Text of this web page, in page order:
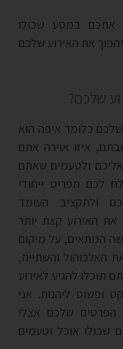
אתכם במסע שכולו
את האירוע שלכם
שלכם?
כלומר איפה הוא
איזו אוירה אתם
אליכם ולטעמים שאתם
לכם תפריט ייחודי
ולתקציב העומד
האירוע קצת יותר
המתאים, על מיקום
האלכוהול והשתייה,
תוכלו להגיע לאירוע
ופשוט ליהנות. אני
שלכם אצלי
שכולו אוכל וטעמים